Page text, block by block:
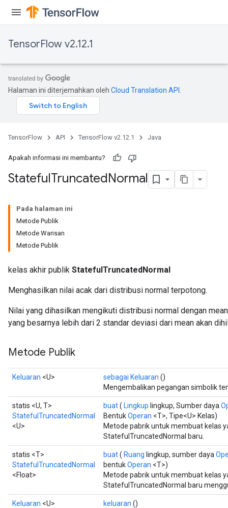
TensorFlow v2.12.1
Halaman ini diterjemahkan oleh Cloud Translation API
TensorFlow API TensorFlow v2.12.1 Java
Apakah informasi ini membantu?
StatefulTruncatedNormal
Pada halaman ini
Metode Publik
Metode Warisan
Metode Publik
kelas akhir publik StatefulTruncatedNormal
Menghasilkan nilai acak dari distribusi normal terpotong.
Nilai yang dihasilkan mengikuti distribusi normal dengan
yang besarnya lebih dari 2 standar deviasi dari mean akan
Metode Publik
Keluaran <U> sebagai Keluaran ()
Mengembalikan pegangan simbolik
statis <U, T>
StatefulTruncatedNormal
<U>
buat( Lingkup lingkup, Sumber daya
BentukOperan <T>, Tipe<U> Kelas)
Metode pabrik untuk membuat kelas
StatefulTruncatedNormal baru.
statis <T>
StatefulTruncatedNormal
<Float>
buat( Ruang lingkup, sumber daya
bentukOperan <T>)
Metode pabrik untuk membuat kelas
StatefulTruncatedNormal baru
Keluaran <U> keluaran ()